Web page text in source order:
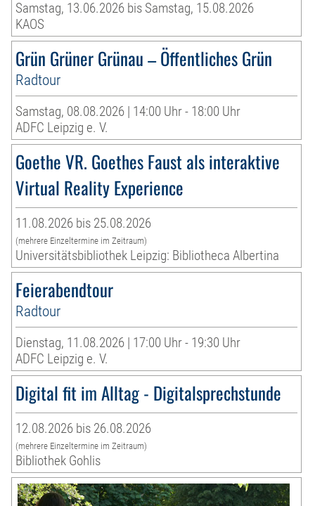
Samstag, 13.06.2026 bis Samstag, 15.08.2026
KAOS
Grün Grüner Grünau – Öffentliches Grün
Radtour
Samstag, 08.08.2026 | 14:00 Uhr - 18:00 Uhr
ADFC Leipzig e. V.
Goethe VR. Goethes Faust als interaktive
Virtual Reality Experience
11.08.2026 bis 25.08.2026
(mehrere Einzeltermine im Zeitraum)
Universitätsbibliothek Leipzig: Bibliotheca Albertina
Feierabendtour
Radtour
Dienstag, 11.08.2026 | 17:00 Uhr - 19:30 Uhr
ADFC Leipzig e. V.
Digital fit im Alltag - Digitalsprechstunde
12.08.2026 bis 26.08.2026
(mehrere Einzeltermine im Zeitraum)
Bibliothek Gohlis